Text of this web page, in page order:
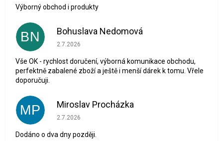
Výborný obchod i produkty
BN Bohuslava Nedomová
Hodnocení obchodu je 5 z 5 hvězdiček.
2.7.2026
Vše OK - rychlost doručení, výborná komunikace obchodu,
perfektně zabalené zboží a ještě i menší dárek k tomu. Vřele
doporučuji.
MP Miroslav Procházka
Hodnocení obchodu je 1 z 5 hvězdiček.
2.7.2026
Dodáno o dva dny později.